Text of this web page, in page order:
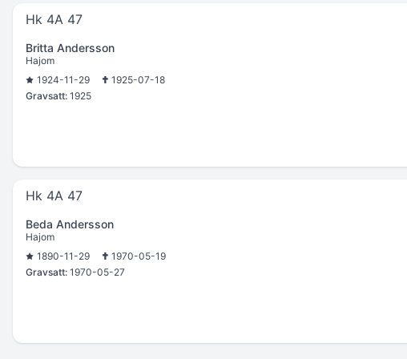
Hk 4A 47
Britta Andersson
Hajom
1924-11-29
1925-07-18
Gravsatt: 1925
Hk 4A 47
Beda Andersson
Hajom
1890-11-29
1970-05-19
Gravsatt: 1970-05-27